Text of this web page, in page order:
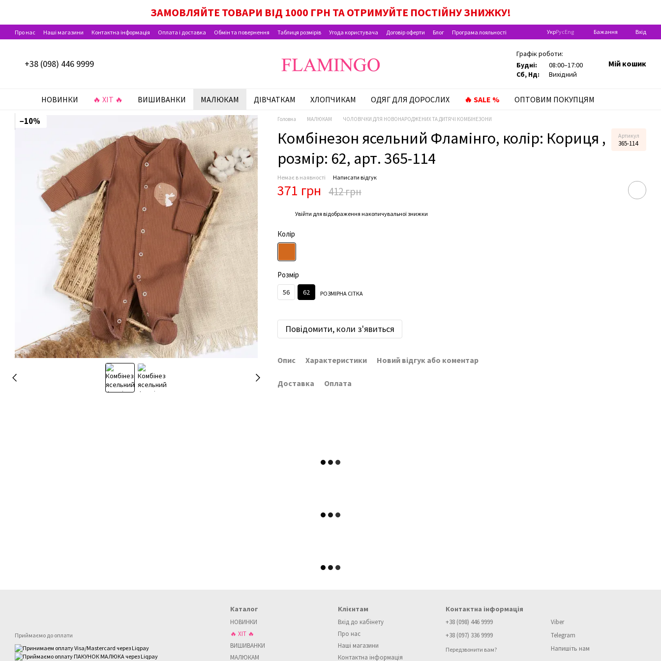
ЗАМОВЛЯЙТЕ ТОВАРИ ВІД 1000 ГРН ТА ОТРИМУЙТЕ ПОСТІЙНУЗНИЖКУ!
ДІЄ ОПЛАТА ПАКУНОК МАЛЮКА, ПАКУНОК ШКОЛЯРА, ВИПЛАТИ НА ДИТИНУ ДО РОКУ!
Про нас Наші магазини Контактна інформація Оплата і доставка Обмін та повернення Таблиця розмірів Угода користувача Договір оферти Блог
Програма лояльності
Відгуки про магазин
УкрРусEng Бажання Вхід
+38 (098) 446 9999
Графік роботи:
Будні:
08:00–17:00
Сб, Нд:
Вихідний
Мій кошик
НОВИНКИ 🔥 ХІТ 🔥 ВИШИВАНКИ МАЛЮКАМ ДІВЧАТКАМ ХЛОПЧИКАМ ОДЯГ ДЛЯ ДОРОСЛИХ 🔥 SALE % ОПТОВИМ ПОКУПЦЯМ
−10% Головна МАЛЮКАМ ЧОЛОВІЧКИ ДЛЯ НОВОНАРОДЖЕНИХ ТА ДИТЯЧІ КОМБІНЕЗОНИ
Комбінезон ясельний Фламінго, колір: Кориця ,
розмір: 62, арт. 365-114
Артикул
365-114
Немає в наявності Написати відгук
371 грн 412 грн
Увійти для відображення накопичувальної знижки
Колір
Розмір
56 62 РОЗМІРНА СІТКА
Повідомити, коли з'явиться
Опис Характеристики Новий відгук або коментар
Доставка Оплата
Приймаємо до оплати
Каталог
НОВИНКИ
🔥 ХІТ 🔥
ВИШИВАНКИ
МАЛЮКАМ
Клієнтам
Вхід до кабінету
Про нас
Наші магазини
Контактна інформація
Контактна інформація
+38 (098) 446 9999
+38 (097) 336 9999
Передзвонити вам?
Viber
Telegram
Напишіть нам